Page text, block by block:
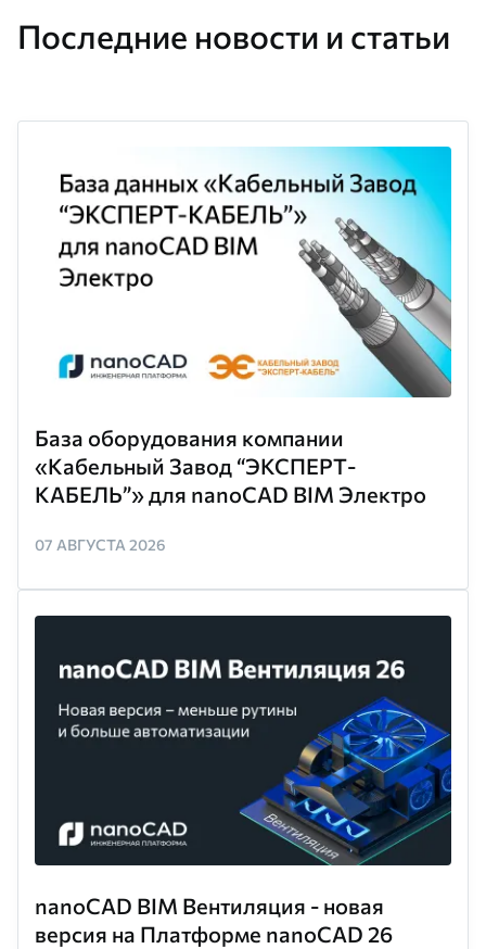
Последние новости и статьи
База оборудования компании
«Кабельный Завод “ЭКСПЕРТ-
КАБЕЛЬ”» для nanoCAD BIM Электро
07 АВГУСТА 2026
nanoCAD BIM Вентиляция - новая
версия на Платформе nanoCAD 26